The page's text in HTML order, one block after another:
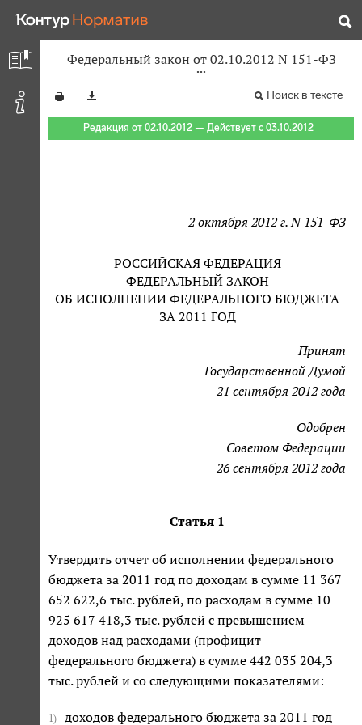
Федеральный закон от 02.10.2012 N 151-ФЗ
Поиск в тексте
Редакция от 02.10.2012 — Действует с 03.10.2012
2 октября 2012 г. N 151-ФЗ
РОССИЙСКАЯ ФЕДЕРАЦИЯ
ФЕДЕРАЛЬНЫЙ ЗАКОН
ОБ ИСПОЛНЕНИИ ФЕДЕРАЛЬНОГО БЮДЖЕТА
ЗА 2011 ГОД
Принят
Государственной Думой
21 сентября 2012 года
Одобрен
Советом Федерации
26 сентября 2012 года
Статья 1
Утвердить отчет об исполнении федерального
бюджета за 2011 год по доходам в сумме 11 367
652 622,6 тыс. рублей, по расходам в сумме 10
925 617 418,3 тыс. рублей с превышением
доходов над расходами (профицит
федерального бюджета) в сумме 442 035 204,3
тыс. рублей и со следующими показателями:
1) доходов федерального бюджета за 2011 год